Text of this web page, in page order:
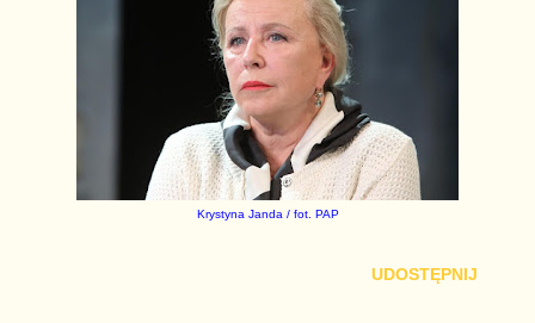
Krystyna Janda / fot. PAP
UDOSTĘPNIJ